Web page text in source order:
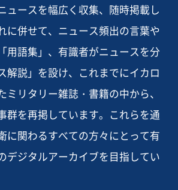
ュースを幅広く収集、随時掲載し
に併せて、ニュース頻出の言葉や
用語集」、有識者がニュースを分
解説」を設け、これまでにイカロ
ミリタリー雑誌・書籍の中から、
群を再掲しています。これらを通
に関わるすべての方々にとって有
デジタルアーカイブを目指してい